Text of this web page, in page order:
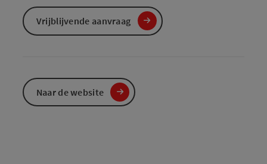
Vrijblijvende aanvraag
Naar de website